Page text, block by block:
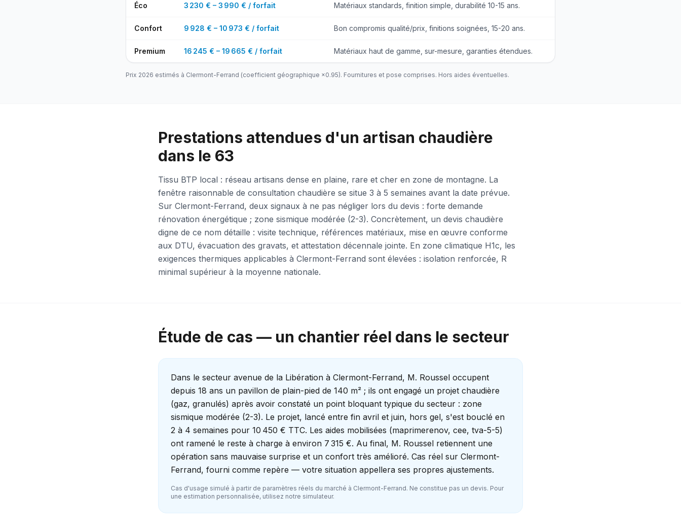
Éco 3 230 € – 3 990 € / forfait Matériaux standards, finition simple, durabilité 10-15 ans.
Confort 9 928 € – 10 973 € / forfait Bon compromis qualité/prix, finitions soignées, 15-20 ans.
Premium 16 245 € – 19 665 € / forfait Matériaux haut de gamme, sur-mesure, garanties étendues.
Prix 2026 estimés à Clermont-Ferrand (coefficient géographique ×0.95). Fournitures et pose comprises. Hors aides éventuelles.
Prestations attendues d'un artisan chaudière
dans le 63
Tissu BTP local : réseau artisans dense en plaine, rare et cher en zone de montagne. La
fenêtre raisonnable de consultation chaudière se situe 3 à 5 semaines avant la date prévue.
Sur Clermont-Ferrand, deux signaux à ne pas négliger lors du devis : forte demande
rénovation énergétique ; zone sismique modérée (2-3). Concrètement, un devis chaudière
digne de ce nom détaille : visite technique, références matériaux, mise en œuvre conforme
aux DTU, évacuation des gravats, et attestation décennale jointe. En zone climatique H1c, les
exigences thermiques applicables à Clermont-Ferrand sont élevées : isolation renforcée, R
minimal supérieur à la moyenne nationale.
Étude de cas — un chantier réel dans le secteur
Dans le secteur avenue de la Libération à Clermont-Ferrand, M. Roussel occupent
depuis 18 ans un pavillon de plain-pied de 140 m² ; ils ont engagé un projet chaudière
(gaz, granulés) après avoir constaté un point bloquant typique du secteur : zone
sismique modérée (2-3). Le projet, lancé entre fin avril et juin, hors gel, s'est bouclé en
2 à 4 semaines pour 10 450 € TTC. Les aides mobilisées (maprimerenov, cee, tva-5-5)
ont ramené le reste à charge à environ 7 315 €. Au final, M. Roussel retiennent une
opération sans mauvaise surprise et un confort très amélioré. Cas réel sur Clermont-
Ferrand, fourni comme repère — votre situation appellera ses propres ajustements.
Cas d'usage simulé à partir de paramètres réels du marché à Clermont-Ferrand. Ne constitue pas un devis. Pour
une estimation personnalisée, utilisez notre simulateur.